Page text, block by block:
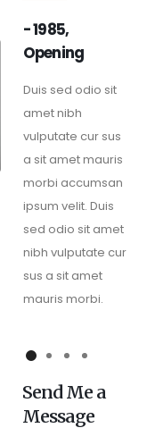
- 1985,
Opening
Duis sed odio sit
amet nibh
vulputate cur sus
a sit amet mauris
morbi accumsan
ipsum velit. Duis
sed odio sit amet
nibh vulputate cur
sus a sit amet
mauris morbi.
Send Me a
Message